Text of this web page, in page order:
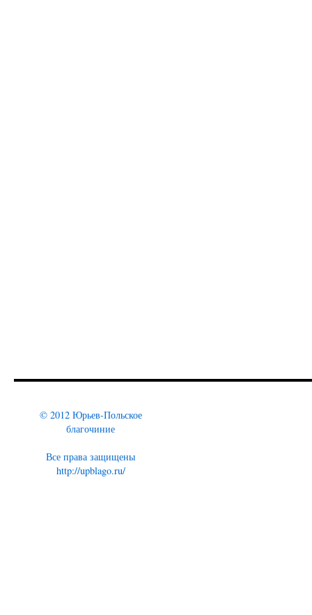
© 2012 Юрьев-Польское
благочиние
Все права защищены
http://upblago.ru/